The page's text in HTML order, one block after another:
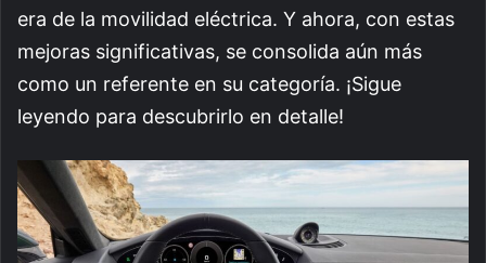
era de la movilidad eléctrica. Y ahora, con estas
mejoras significativas, se consolida aún más
como un referente en su categoría. ¡Sigue
leyendo para descubrirlo en detalle!